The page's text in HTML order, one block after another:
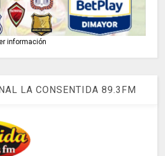
información
LA CONSENTIDA 89.3FM